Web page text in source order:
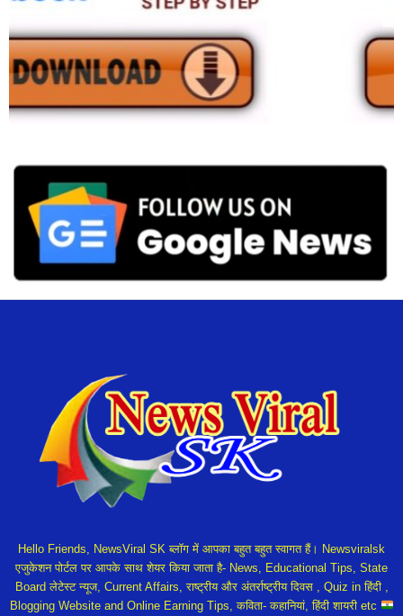
Hello Friends, NewsViral SK ब्लॉग में आपका बहुत बहुत स्वागत हैं। Newsviralsk
एजुकेशन पोर्टल पर आपके साथ शेयर किया जाता है- News, Educational Tips, State
Board लेटेस्ट न्यूज, Current Affairs, राष्ट्रीय और अंतर्राष्ट्रीय दिवस , Quiz in हिंदी ,
Blogging Website and Online Earning Tips, कविता- कहानियां, हिंदी शायरी etc